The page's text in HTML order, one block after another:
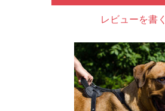
レビューを書く